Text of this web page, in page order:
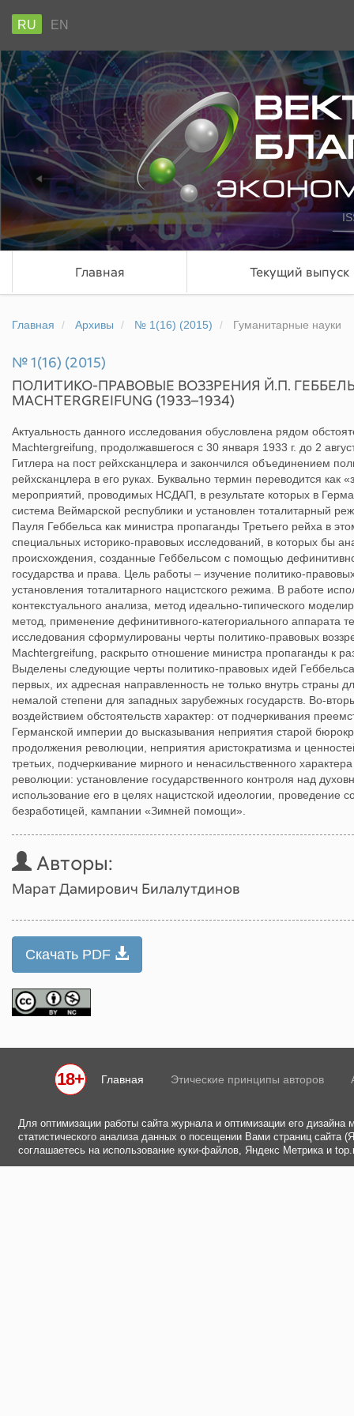
RU EN
Главная Текущий выпуск
Главная Архивы № 1(16) (2015) Гуманитарные науки
№ 1(16) (2015)
ПОЛИТИКО-ПРАВОВЫЕ ВОЗЗРЕНИЯ Й.П.
MACHTERGREIFUNG (1933–1934)
Актуальность данного исследования обусловлена рядом
Machtergreifung, продолжавшегося с 30 января 1933 г. до 2
Гитлера на пост рейхсканцлера и закончился объединением
рейхсканцлера в его руках. Буквально термин переводится как
мероприятий, проводимых НСДАП, в результате которых в
система Веймарской республики и установлен тоталитарный
Пауля Геббельса как министра пропаганды Третьего рейха в
специальных историко-правовых исследований, в которых бы
происхождения, созданные Геббельсом с помощью
государства и права. Цель работы – изучение политико-
установления тоталитарного нацистского режима. В работе
контекстуального анализа, метод идеально-типического
метод, применение дефинитивного-категориального аппарата
исследования сформулированы черты политико-правовых
Machtergreifung, раскрыто отношение министра пропаганды к
Выделены следующие черты политико-правовых идей
первых, их адресная направленность не только внутрь страны
немалой степени для западных зарубежных государств. Во-
воздействием обстоятельств характер: от подчеркивания
Германской империи до высказывания неприятия старой
продолжения революции, неприятия аристократизма и
третьих, подчеркивание мирного и ненасильственного
революции: установление государственного контроля над
использование его в целях нацистской идеологии, проведение
безработицей, кампании «Зимней помощи».
Авторы:
Марат Дамирович Билалутдинов
Скачать PDF
18+ Главная Этические принципы авторов
Для оптимизации работы сайта журнала и оптимизации его
статистического анализа данных о посещении Вами страниц
соглашаетесь на использование куки-файлов, Яндекс Метрика и